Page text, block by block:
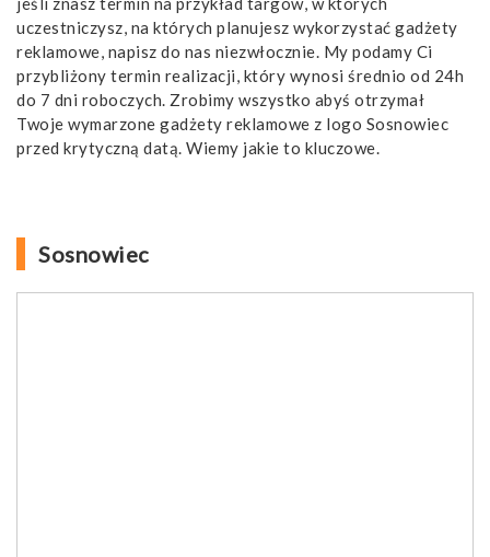
uczestniczysz, na których planujesz wykorzystać gadżety
reklamowe, napisz do nas niezwłocznie. My podamy Ci
przybliżony termin realizacji, który wynosi średnio od 24h
do 7 dni roboczych. Zrobimy wszystko abyś otrzymał
Twoje wymarzone gadżety reklamowe z logo Sosnowiec
przed krytyczną datą. Wiemy jakie to kluczowe.
Sosnowiec